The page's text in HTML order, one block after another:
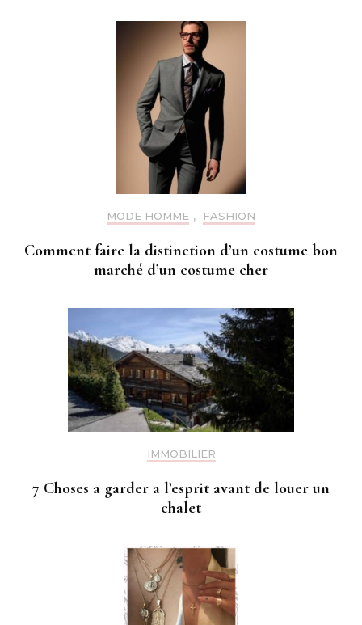
MODE HOMME , FASHION
Comment faire la distinction d’un costume bon
marché d’un costume cher
IMMOBILIER
7 Choses a garder a l’esprit avant de louer un
chalet